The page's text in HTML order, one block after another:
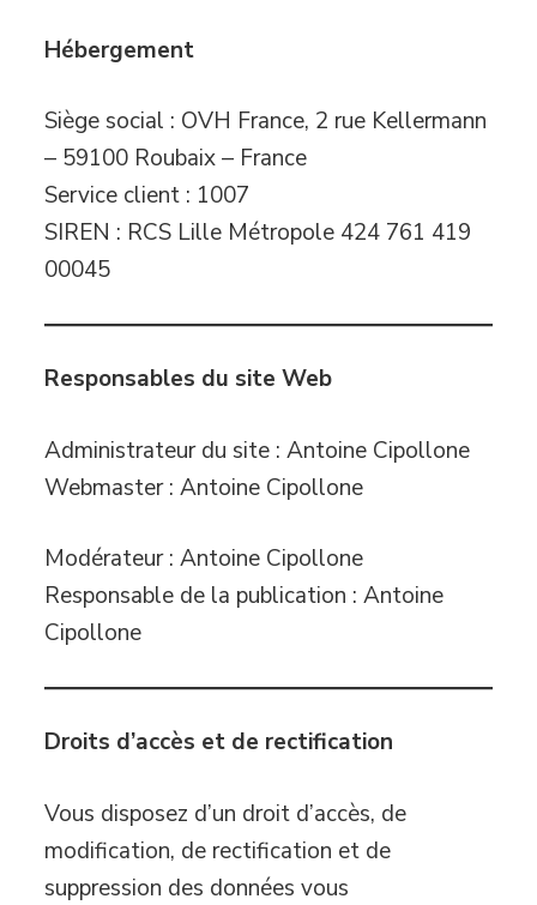
Hébergement
Siège social : OVH France, 2 rue Kellermann
– 59100 Roubaix – France
Service client : 1007
SIREN : RCS Lille Métropole 424 761 419
00045
Responsables du site Web
Administrateur du site : Antoine Cipollone
Webmaster : Antoine Cipollone
Modérateur : Antoine Cipollone
Responsable de la publication : Antoine
Cipollone
Droits d’accès et de rectification
Vous disposez d’un droit d’accès, de
modification, de rectification et de
suppression des données vous